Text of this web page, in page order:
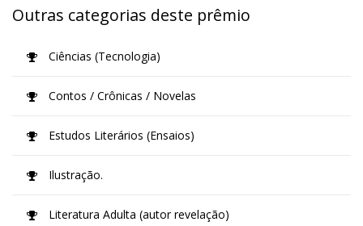
Outras categorias deste prêmio
Ciências (Tecnologia)
Contos / Crônicas / Novelas
Estudos Literários (Ensaios)
Ilustração.
Literatura Adulta (autor revelação)